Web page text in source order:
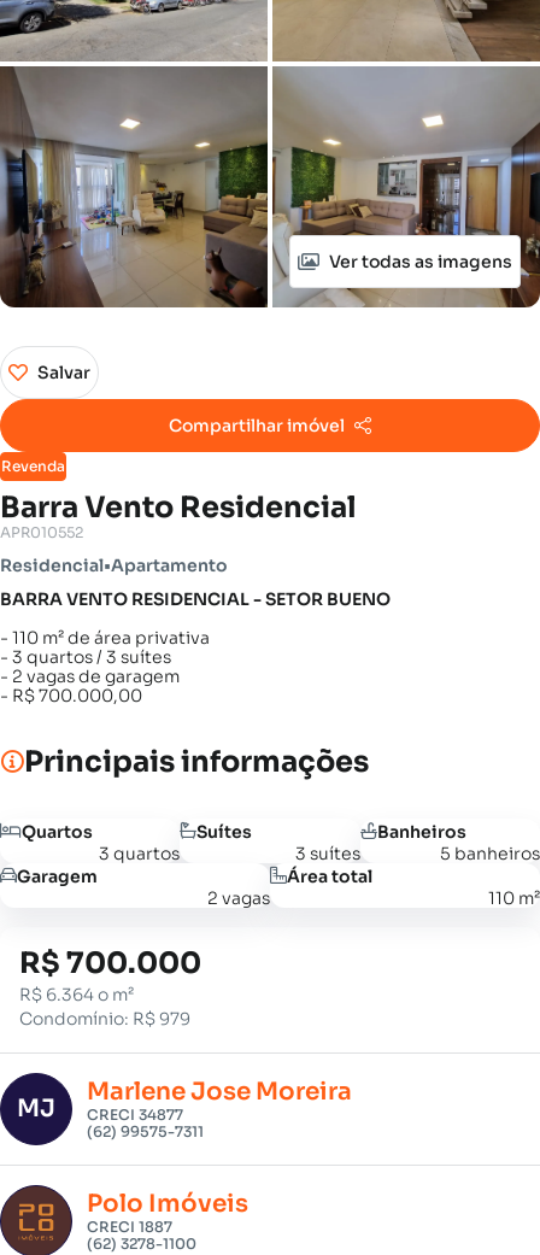
Ver todas as imagens
Revenda
Barra Vento Residencial
Salvar
Compartilhar imóvel
APR010552
Residencial•Apartamento
BARRA VENTO RESIDENCIAL - SETOR BUENO
- 110 m² de área privativa
- 3 quartos / 3 suítes
- 2 vagas de garagem
- R$ 700.000,00
Principais informações
Quartos
3 quartos
Suítes
3 suítes
Banheiros
5 banheiros
Garagem
2 vagas
Área total
110 m²
R$ 700.000
R$ 6.364 o m²
Condomínio: R$ 979
MJ
Marlene Jose Moreira
CRECI 34877
(62) 99575-7311
Polo Imóveis
CRECI 1887
(62) 3278-1100